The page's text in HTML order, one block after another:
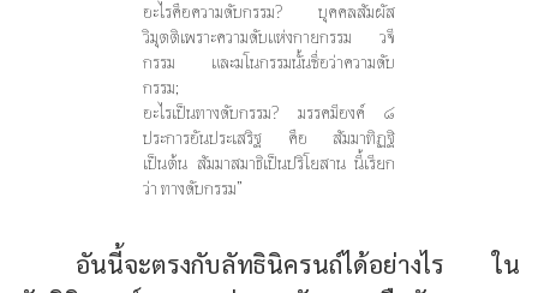
อะไรคือความดับกรรม? บุคคลสัมผัส
วิมุตติเพราะความดับแห่งกายกรรม วจี
กรรม และมโนกรรมนั้นชื่อว่าความดับ
กรรม;
อะไรเป็นทางดับกรรม? มรรคมีองค์ ๘
ประการอันประเสริฐ คือ สัมมาทิฏฐิ
เป็นต้น สัมมาสมาธิเป็นปริโยสาน นี้เรียก
ว่า ทางดับกรรม”
อันนี้จะตรงกับลัทธินิครนถ์ได้อย่างไร ใน